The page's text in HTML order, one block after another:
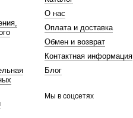
О нас
Оплата и доставка
Обмен и возврат
Контактная информация
Блог
Мы в соцсетях